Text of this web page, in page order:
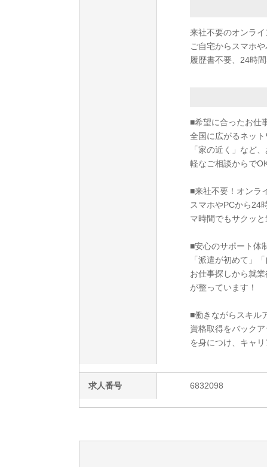
来社不要のオンライ
ご自宅からスマホ
履歴書不要、24時
■希望に合ったお仕
全国に広がるネッ
「家の近く」など
軽なご相談からで
■来社不要！オンラ
スマホやPCから24
マ時間でもサクッと
■安心のサポート体
「派遣が初めて」
お仕事探しから就
が整っています！
■働きながらスキル
資格取得をバック
を身につけ、キャ
求人番号 6832098